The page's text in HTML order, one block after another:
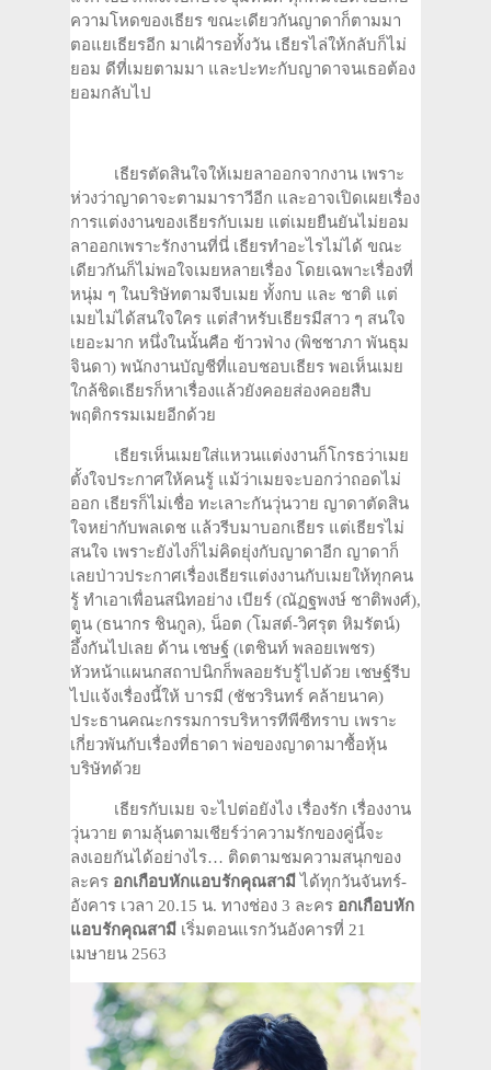
ความโหดของเธียร ขณะเดียวกันญาดาก็ตามมา
ตอแยเธียรอีก มาเฝ้ารอทั้งวัน เธียรไล่ให้กลับก็ไม่
ยอม ดีที่เมยตามมา และปะทะกับญาดาจนเธอต้อง
ยอมกลับไป
เธียรตัดสินใจให้เมยลาออกจากงาน เพราะ
ห่วงว่าญาดาจะตามมาราวีอีก และอาจเปิดเผยเรื่อง
การแต่งงานของเธียรกับเมย แต่เมยยืนยันไม่ยอม
ลาออกเพราะรักงานที่นี่ เธียรทำอะไรไม่ได้ ขณะ
เดียวกันก็ไม่พอใจเมยหลายเรื่อง โดยเฉพาะเรื่องที่
หนุ่ม ๆ ในบริษัทตามจีบเมย ทั้งกบ และ ชาติ แต่
เมยไม่ได้สนใจใคร แต่สำหรับเธียรมีสาว ๆ สนใจ
เยอะมาก หนึ่งในนั้นคือ ข้าวฟ่าง (พิชชาภา พันธุม
จินดา) พนักงานบัญชีที่แอบชอบเธียร พอเห็นเมย
ใกล้ชิดเธียรก็หาเรื่องแล้วยังคอยส่องคอยสืบ
พฤติกรรมเมยอีกด้วย
เธียรเห็นเมยใส่แหวนแต่งงานก็โกรธว่าเมย
ตั้งใจประกาศให้คนรู้ แม้ว่าเมยจะบอกว่าถอดไม่
ออก เธียรก็ไม่เชื่อ ทะเลาะกันวุ่นวาย ญาดาตัดสิน
ใจหย่ากับพลเดช แล้วรีบมาบอกเธียร แต่เธียรไม่
สนใจ เพราะยังไงก็ไม่คิดยุ่งกับญาดาอีก ญาดาก็
เลยป่าวประกาศเรื่องเธียรแต่งงานกับเมยให้ทุกคน
รู้ ทำเอาเพื่อนสนิทอย่าง เบียร์ (ณัฏฐพงษ์ ชาติพงศ์),
ตูน (ธนากร ชินกูล), น็อต (โมสต์-วิศรุต หิมรัตน์)
อึ้งกันไปเลย ด้าน เชษฐ์ (เตชินท์ พลอยเพชร)
หัวหน้าแผนกสถาปนิกก็พลอยรับรู้ไปด้วย เชษฐ์รีบ
ไปแจ้งเรื่องนี้ให้ บารมี (ชัชวรินทร์ คล้ายนาค)
ประธานคณะกรรมการบริหารทีพีซีทราบ เพราะ
เกี่ยวพันกับเรื่องที่ธาดา พ่อของญาดามาซื้อหุ้น
บริษัทด้วย
เธียรกับเมย จะไปต่อยังไง เรื่องรัก เรื่องงาน
วุ่นวาย ตามลุ้นตามเชียร์ว่าความรักของคู่นี้จะ
ลงเอยกันได้อย่างไร… ติดตามชมความสนุกของ
ละคร อกเกือบหักแอบรักคุณสามี ได้ทุกวันจันทร์-
อังคาร เวลา 20.15 น. ทางช่อง 3 ละคร อกเกือบหัก
แอบรักคุณสามี เริ่มตอนแรกวันอังคารที่ 21
เมษายน 2563